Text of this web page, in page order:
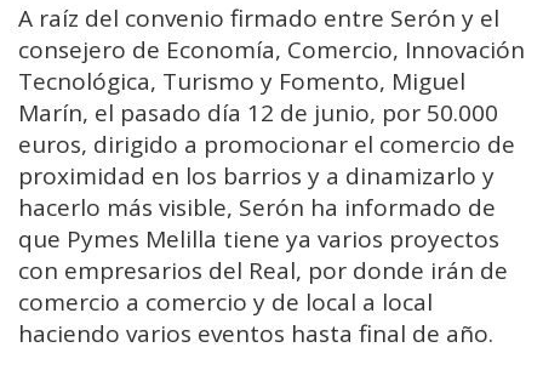
A raíz del convenio firmado entre Serón y el
consejero de Economía, Comercio, Innovación
Tecnológica, Turismo y Fomento, Miguel
Marín, el pasado día 12 de junio, por 50.000
euros, dirigido a promocionar el comercio de
proximidad en los barrios y a dinamizarlo y
hacerlo más visible, Serón ha informado de
que Pymes Melilla tiene ya varios proyectos
con empresarios del Real, por donde irán de
comercio a comercio y de local a local
haciendo varios eventos hasta final de año.